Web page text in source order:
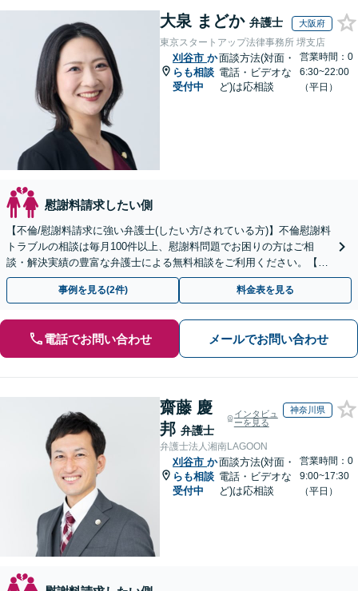
大泉 まどか 弁護士 大阪府
東京スタートアップ法律事務所 堺支店
刈谷市 か
らも相談
受付中
面談方法(対面・
電話・ビデオな
ど)は応相談
営業時間：0
6:30~22:00
（平日）
慰謝料請求したい側
【不倫/慰謝料請求に強い弁護士(したい方/されている方)】不倫慰謝料
トラブルの相談は毎月100件以上、慰謝料問題でお困りの方はご相
談・解決実績の豊富な弁護士による無料相談をご利用ください。【不
倫相談は初回0円】【全国対応】
事例を見る(2件) 料金表を見る
電話でお問い合わせ メールでお問い合わせ
齋藤 慶
邦 弁護士
インタビュ
ーを見る
神奈川県
弁護士法人湘南LAGOON
刈谷市 か
らも相談
受付中
面談方法(対面・
電話・ビデオな
ど)は応相談
営業時間：0
9:00~17:30
（平日）